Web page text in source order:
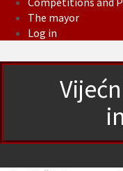
The mayor
Log in